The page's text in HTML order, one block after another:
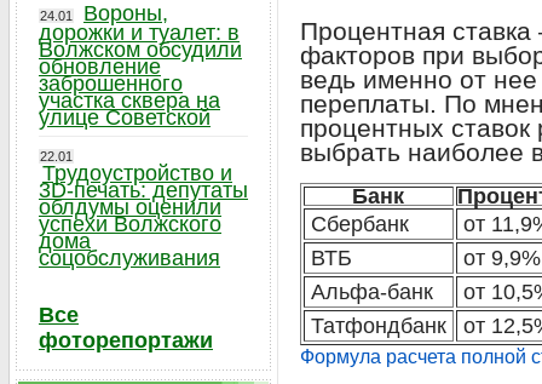
Процентная
факторов при
ведь именно от
переплаты. По
процентных ставок
выбрать наиболее
Банк
Сбербанк
от
ВТБ
от 9,9%
Альфа-банк
от
Татфондбанк
от
Формула расчета полной
24.01
Вороны,
дорожки и туалет: в
Волжском обсудили
обновление
заброшенного
участка сквера на
улице Советской
22.01
Трудоустройство и
3D-печать: депутаты
облдумы оценили
успехи Волжского
дома
соцобслуживания
Все
фоторепортажи